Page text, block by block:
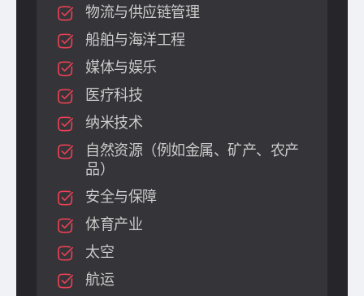
物流与供应链管理
船舶与海洋工程
媒体与娱乐
医疗科技
纳米技术
自然资源（例如金属、矿产、农产
品）
安全与保障
体育产业
太空
航运